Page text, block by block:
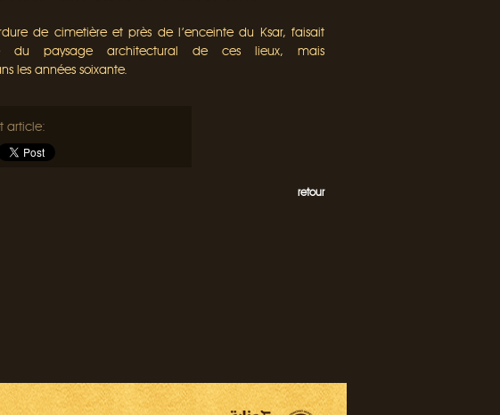
de cimetière et près de l’enceinte du Ksar, faisait
du paysage architectural de ces lieux, mais
les années soixante.
article:
retour